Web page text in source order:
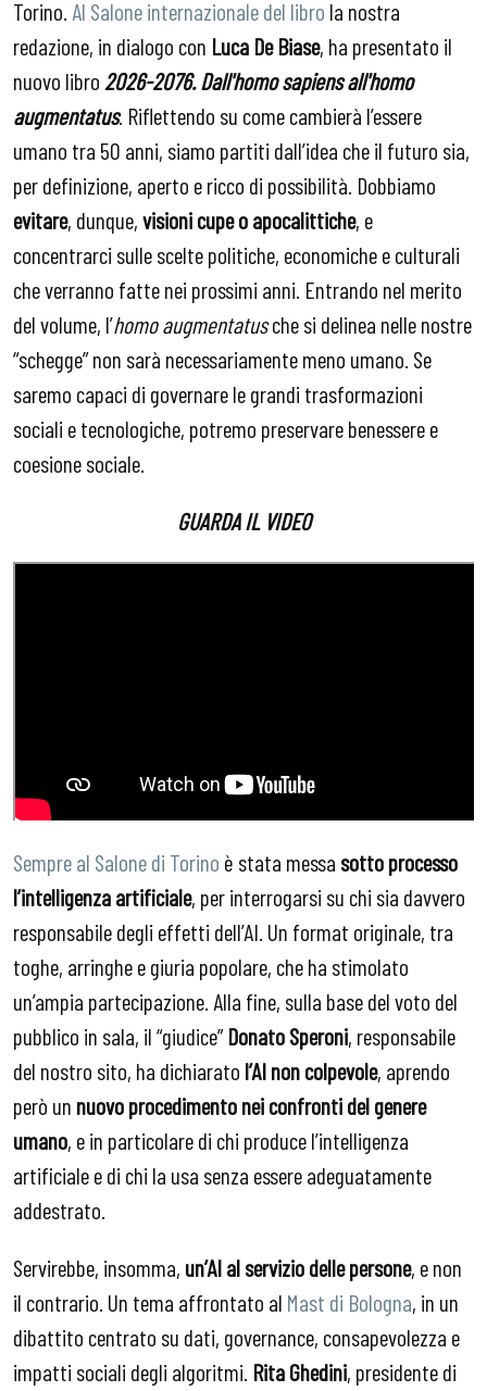
Torino. Al Salone internazionale del libro la nostra
redazione, in dialogo con Luca De Biase, ha presentato il
nuovo libro 2026-2076. Dall'homo sapiens all'homo
augmentatus. Riflettendo su come cambierà l’essere
umano tra 50 anni, siamo partiti dall’idea che il futuro sia,
per definizione, aperto e ricco di possibilità. Dobbiamo
evitare, dunque,visioni cupe o apocalittiche, e
concentrarci sulle scelte politiche, economiche e culturali
che verranno fatte nei prossimi anni. Entrando nel merito
del volume, l’homo augmentatusche si delinea nelle nostre
“schegge” non sarà necessariamente meno umano. Se
saremo capaci di governare le grandi trasformazioni
sociali e tecnologiche, potremo preservare benessere e
coesione sociale.
GUARDA IL VIDEO
Sempre al Salone di Torino è stata messa sotto processo
l’intelligenza artificiale, per interrogarsi su chi sia davvero
responsabile degli effetti dell’AI. Un format originale, tra
toghe, arringhe e giuria popolare, che ha stimolato
un’ampia partecipazione. Alla fine, sulla base del voto del
pubblico in sala, il “giudice”Donato Speroni, responsabile
del nostro sito, ha dichiarato l’AI non colpevole, aprendo
però un nuovo procedimento nei confronti del genere
umano, e in particolare di chi produce l’intelligenza
artificiale e di chi la usa senza essere adeguatamente
addestrato.
Servirebbe, insomma, un’AI al servizio delle persone, e non
il contrario. Un tema affrontato al Mast di Bologna, in un
dibattito centrato su dati, governance, consapevolezza e
impatti sociali degli algoritmi. Rita Ghedini, presidente di